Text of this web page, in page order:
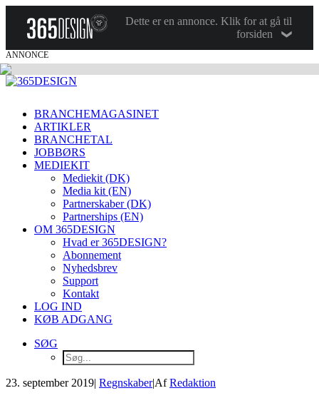
Dette er en annonce. Klik for at gå til
forsiden
ANNONCE
BRANCHEMAGASINET
ARTIKLER
BRANCHETAL
JOBBØRS
MEDIEKIT
Mediekit (DK)
Media kit (EN)
Partnerskaber (DK)
Partnerships (EN)
OM 365DESIGN
Hvad er 365DESIGN?
Abonnement
Nyhedsbrev
Support
Kontakt
LOG IND
KØB ADGANG
SØG
23. september 2019| Regnskaber|AfRedaktion